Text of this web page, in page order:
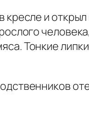
и
Тонкие